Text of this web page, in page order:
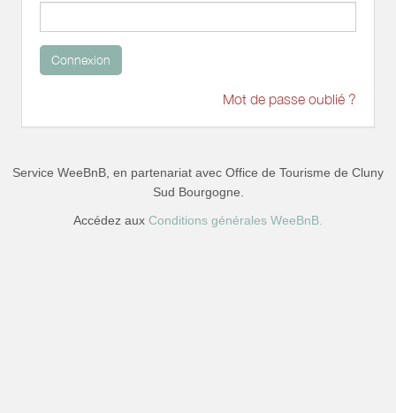
Connexion
Mot de passe oublié ?
Service WeeBnB, en partenariat avec Office de Tourisme de Cluny
Sud Bourgogne
Accédez aux Conditions générales WeeBnB.